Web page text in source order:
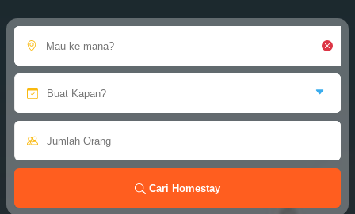
Cari Homestay